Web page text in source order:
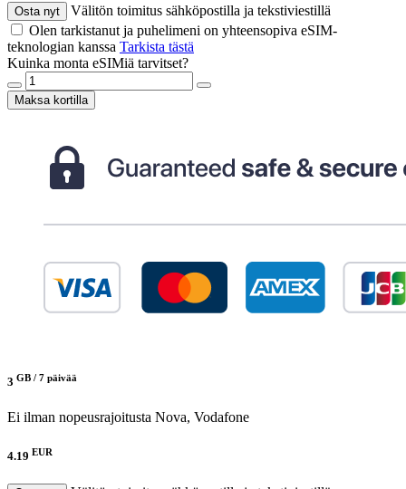
Osta nyt
Välitön toimitus sähköpostilla ja tekstiviestillä
Olen tarkistanut ja puhelimeni on yhteensopiva eSIM-
teknologian kanssa Tarkista tästä
Kuinka monta eSIMiä tarvitset?
Maksa kortilla
3 GB / 7 päivää
Ei ilman nopeusrajoitusta Nova, Vodafone
4.19 EUR